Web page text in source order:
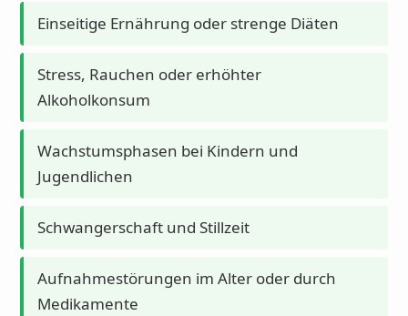
Einseitige Ernährung oder strenge Diäten
Stress, Rauchen oder erhöhter
Alkoholkonsum
Wachstumsphasen bei Kindern und
Jugendlichen
Schwangerschaft und Stillzeit
Aufnahmestörungen im Alter oder durch
Medikamente